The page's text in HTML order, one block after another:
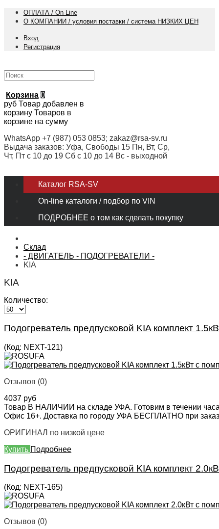
ОПЛАТА / On-Line
О КОМПАНИИ / условия поставки / система НИЗКИХ ЦЕН
Вход
Регистрация
Корзина 0
руб Товар добавлен в
корзину Товаров в
корзине на сумму
WhatsApp +7 (987) 053 0853; zakaz@rsa-sv.ru
Выдача заказов: Уфа, Свободы 15 Пн, Вт, Ср,
Чт, Пт с 10 до 19 Сб с 10 до 14 Вс - выходной
Каталог RSA-SV
On-line каталоги / подбор по VIN
ПОДРОБНЕЕ о том как сделать покупку
Склад
- ДВИГАТЕЛЬ - ПОДОГРЕВАТЕЛИ -
KIA
KIA
Количество:
Подогреватель предпусковой KIA комплект
(Код: NEXT-121)
Отзывов (0)
4037 руб
Товар В НАЛИЧИИ на складе УФА. Готовим в течении
Офис 16+. Доставка по городу УФА БЕСПЛАТНО при
ОРИГИНАЛ по низкой цене
Купить Подробнее
Подогреватель предпусковой KIA комплект
(Код: NEXT-165)
Отзывов (0)